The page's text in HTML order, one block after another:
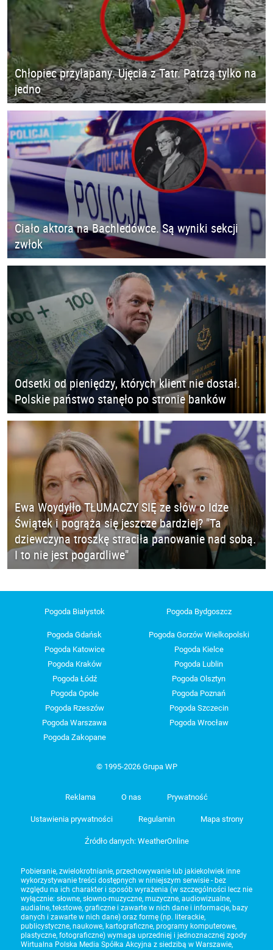
Chłopiec przyłapany. Ujęcia z Tatr. Patrzą tylko na
jedno
Ciało aktora na Bachledówce. Są wyniki sekcji
zwłok
Odsetki od pieniędzy, których klient nie dostał.
Polskie państwo stanęło po stronie banków
Ewa Woydyłło TŁUMACZY SIĘ ze słów o Idze
Świątek i pogrąża się jeszcze bardziej? "Ta
dziewczyna troszkę straciła panowanie nad sobą.
I to nie jest pogardliwe"
Pogoda Białystok Pogoda Bydgoszcz
Pogoda Gdańsk
Pogoda Gorzów Wielkopolski
Pogoda Katowice
Pogoda Kielce
Pogoda Kraków
Pogoda Lublin
Pogoda Łódź
Pogoda Olsztyn
Pogoda Opole
Pogoda Poznań
Pogoda Rzeszów
Pogoda Szczecin
Pogoda Warszawa
Pogoda Wrocław
Pogoda Zakopane
© 1995-2026 Grupa WP
Reklama O nas Prywatność
Ustawienia prywatności Regulamin Mapa strony
Źródło danych: WeatherOnline
Pobieranie, zwielokrotnianie, przechowywanie lub jakiekolwiek inne
wykorzystywanie treści dostępnych w niniejszym serwisie - bez
względu na ich charakter i sposób wyrażenia (w szczególności lecz nie
wyłącznie: słowne, słowno-muzyczne, muzyczne, audiowizualne,
audialne, tekstowe, graficzne i zawarte w nich dane i informacje, bazy
danych i zawarte w nich dane) oraz formę (np. literackie,
publicystyczne, naukowe, kartograficzne, programy komputerowe,
plastyczne, fotograficzne) wymaga uprzedniej i jednoznacznej zgody
Wirtualna Polska Media Spółka Akcyjna z siedzibą w Warszawie,